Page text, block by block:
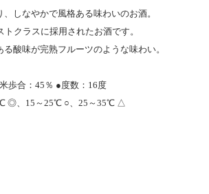
しなやかで風格ある味わいのお酒。
クラスに採用されたお酒です。
酸味が完熟フルーツのような味わい。
歩合：45％ ●度数：16度
◎、15～25℃ ○、25～35℃ △